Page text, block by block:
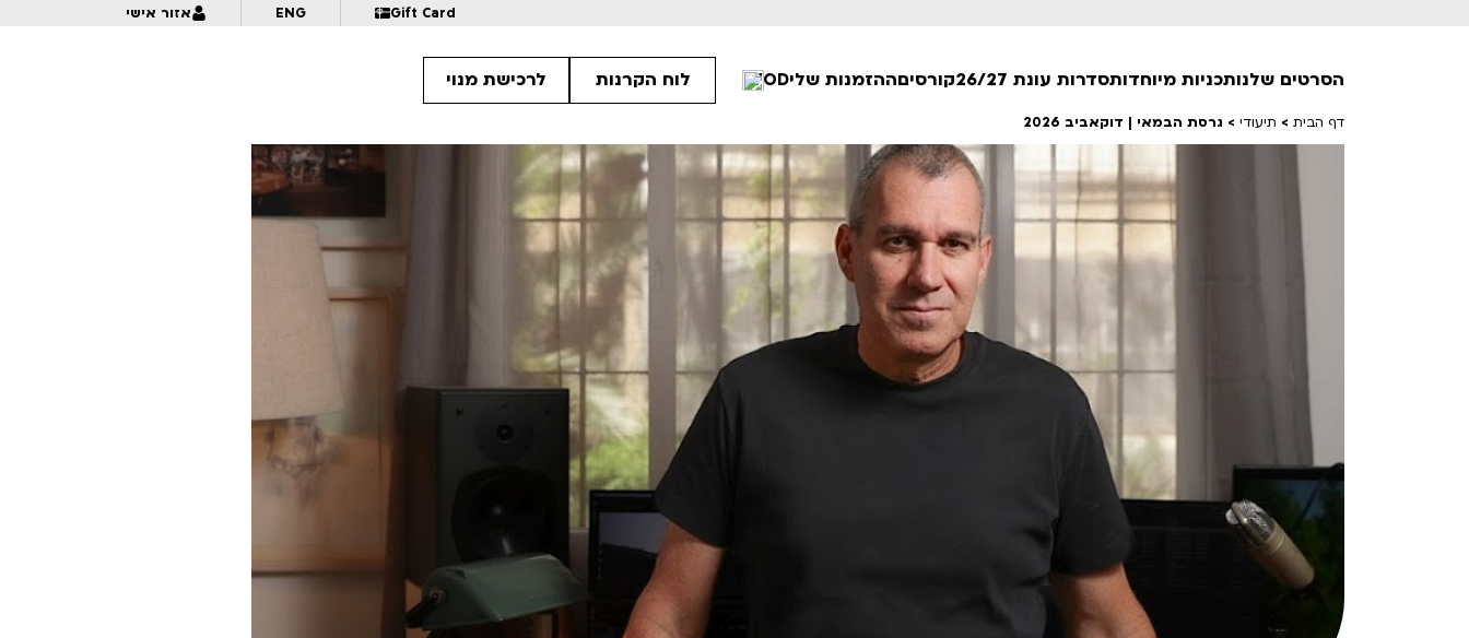
Gift Card
ENG אזור אישי
הסרטים שלנו
לילדים ולכל המשפחה
הקרנות על פופים
מועדון אנגלית לקטנטנים
מועדון אנגלית לכל המשפחה
שלישי בשלייקס
אפטר בסינמטק
Teen Screen
קולנוע ישראלי
לפי ימים
פסטיבל אנימיקס 2026
תכניות מיוחדותסדרות עונת 26/27 קורסיםההזמנות שליVOD לוח הקרנות לרכישת מנוי
דף הבית > תיעודי > גרסת הבמאי | דוקאביב 2026